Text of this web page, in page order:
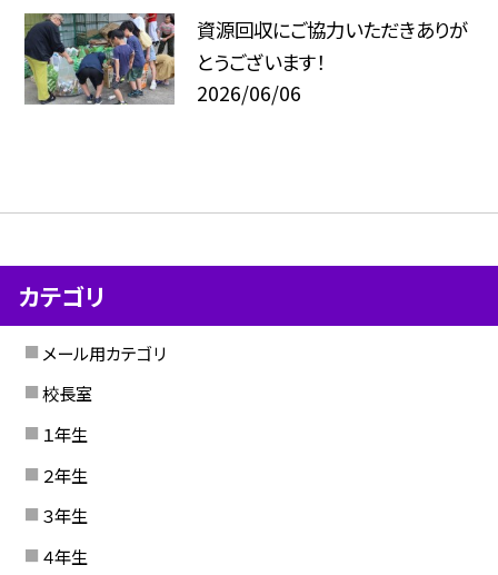
資源回収にご協力いただきありが
とうございます！
2026/06/06
カテゴリ
メール用カテゴリ
校長室
１年生
２年生
３年生
４年生